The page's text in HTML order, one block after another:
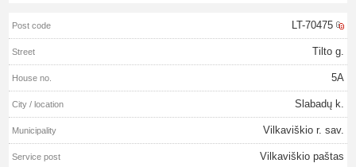
LT-70475
Tilto g.
5A
Slabadų k.
Vilkaviškio r. sav.
Vilkaviškio paštas